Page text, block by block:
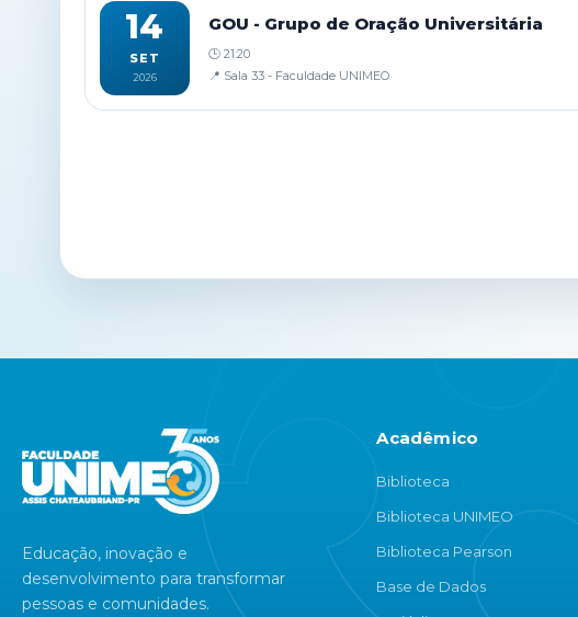
14
SET
2026
GOU - Grupo de Oração Universitária
🕒 21:20
📍 Sala 33 - Faculdade UNIMEO
Educação, inovação e
desenvolvimento para transformar
pessoas e comunidades.
Acadêmico
Biblioteca
Biblioteca UNIMEO
Biblioteca Pearson
Base de Dados